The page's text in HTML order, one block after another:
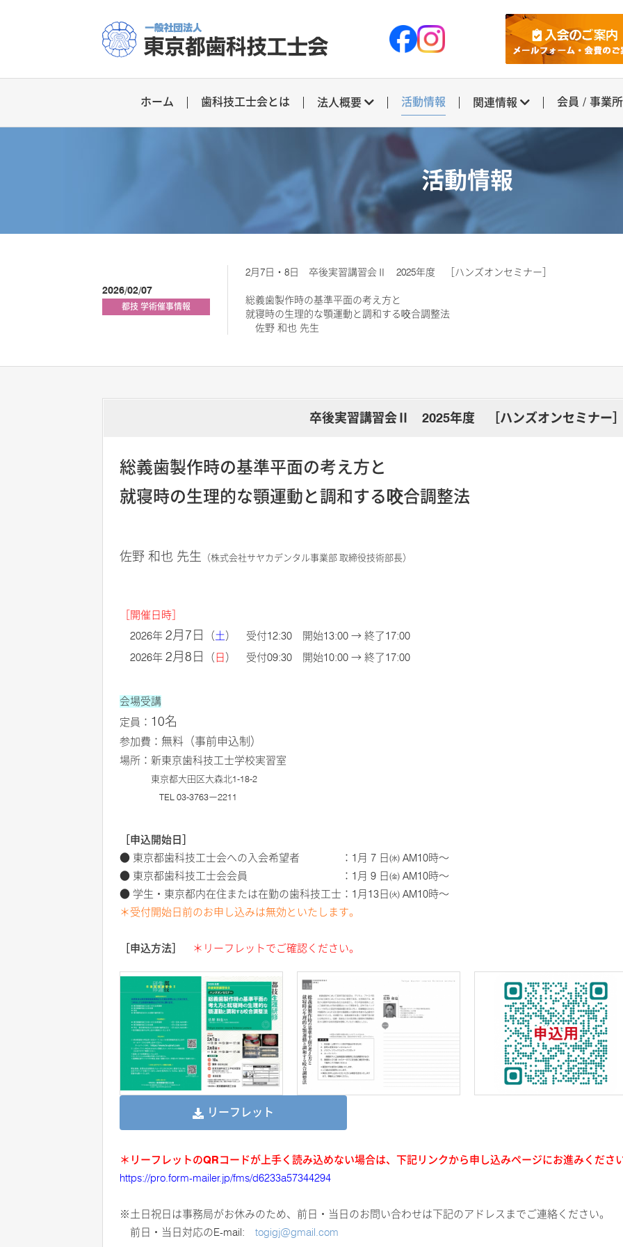
ホーム 歯科技工士会とは 法人概要 活動情報 関連情報 会員 / 事業
活動情報
2026/02/07
都技 学術催事情報
2月7日・8日 卒後実習講習会Ⅱ 2025年度 ［ハンズオンセミナー］
総義歯製作時の基準平面の考え方と
就寝時の生理的な顎運動と調和する咬合調整法
佐野 和也 先生
卒後実習講習会Ⅱ 2025年度 ［ハンズオンセミナー
総義歯製作時の基準平面の考え方と
就寝時の生理的な顎運動と調和する咬合調整法
佐野 和也 先生 （株式会社サヤカデンタル事業部 取締役技術部長）
［開催日時］
2026年 2月7日 （土） 受付12:30 開始13:00 → 終了17:00
2026年 2月8日 （ 日） 受付09:30 開始10:00 → 終了17:00
会場受講
定員： 10名
参加費： 無料（事前申込制）
場所：新東京歯科技工士学校実習室
東京都大田区大森北1-18-2
TEL 03-3763ー2211
［申込開始日］
● 東京都歯科技工士会への入会希望者 ：1月 7 日㈬ AM10時～
● 東京都歯科技工士会会員 ：1月 9 日㈮ AM10時～
● 学生・東京都内在住または在勤の歯科技工士：1月13日㈫ AM10時～
＊受付開始日前のお申し込みは無効といたします。
［申込方法］ ＊リーフレットでご確認ください。
リーフレット
＊リーフレットのQRコードが上手く読み込めない場合は、下記リンクから申し込みページにお進みくださ
https://pro.form-mailer.jp/fms/d6233a57344294
※土日祝日は事務局がお休みのため、前日・当日のお問い合わせは下記のアドレスまでご連絡ください。
前日・当日対応のE-mail: togigj@gmail.com